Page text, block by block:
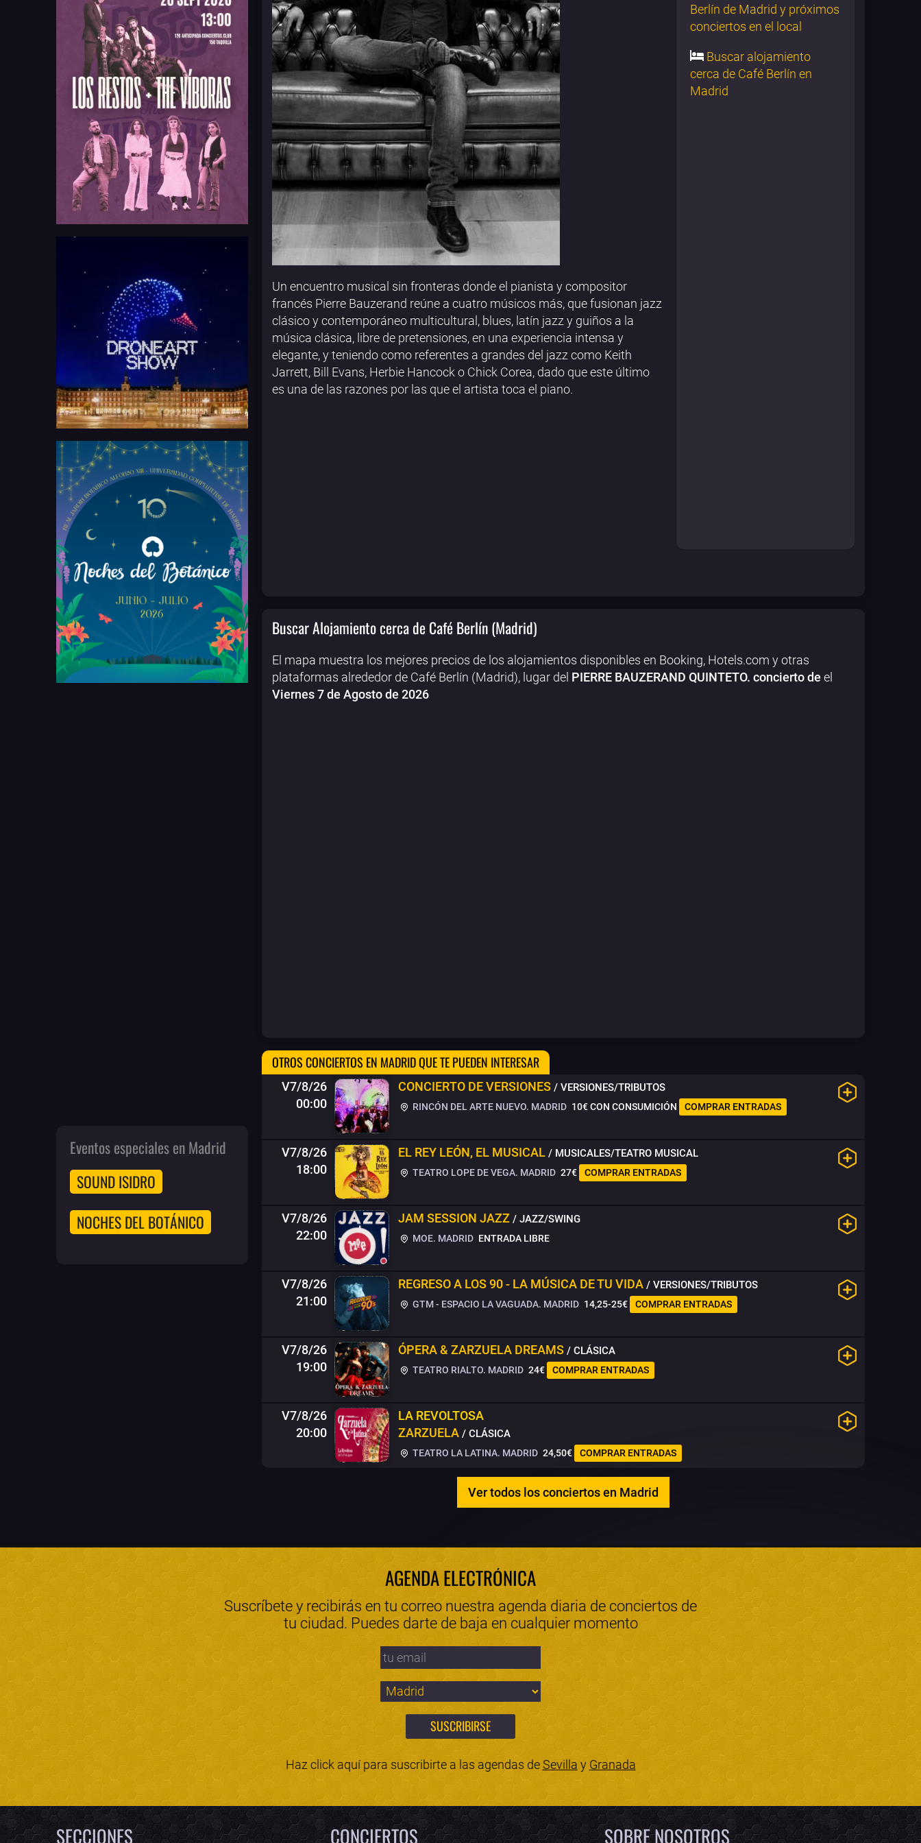
Berlín de Madrid y próximos
conciertos en el local
Buscar alojamiento
cerca de Café Berlín en
Madrid
Un encuentro musical sin fronteras donde el pianista y compositor
francés Pierre Bauzerand reúne a cuatro músicos más, que fusionan jazz
clásico y contemporáneo multicultural, blues, latín jazz y guiños a la
música clásica, libre de pretensiones, en una experiencia intensa y
elegante, y teniendo como referentes a grandes del jazz como Keith
Jarrett, Bill Evans, Herbie Hancock o Chick Corea, dado que este último
es una de las razones por las que el artista toca el piano.
Buscar Alojamiento cerca de Café Berlín (Madrid)
El mapa muestra los mejores precios de los alojamientos disponibles en Booking, Hotels.com y otras
plataformas alrededor de Café Berlín (Madrid), lugar del PIERRE BAUZERAND QUINTETO. concierto de el
Viernes 7 de Agosto de 2026
OTROS CONCIERTOS EN MADRID QUE TE PUEDEN INTERESAR
V7/8/26
00:00
CONCIERTO DE VERSIONES / VERSIONES/TRIBUTOS
RINCÓN DEL ARTE NUEVO. MADRID 10€CON CONSUMICIÓN COMPRAR ENTRADAS
V7/8/26
18:00
EL REY LEÓN, EL MUSICAL / MUSICALES/TEATRO MUSICAL
TEATRO LOPE DE VEGA. MADRID 27€ COMPRAR ENTRADAS
V7/8/26
22:00
JAM SESSION JAZZ / JAZZ/SWING
MOE. MADRID ENTRADA LIBRE
V7/8/26
21:00
REGRESO A LOS 90 - LA MÚSICA DE TU VIDA / VERSIONES/TRIBUTOS
GTM - ESPACIO LA VAGUADA. MADRID 14,25-25€ COMPRAR ENTRADAS
V7/8/26
19:00
ÓPERA & ZARZUELA DREAMS / CLÁSICA
TEATRO RIALTO. MADRID 24€ COMPRAR ENTRADAS
V7/8/26
20:00
LA REVOLTOSA
ZARZUELA / CLÁSICA
TEATRO LA LATINA. MADRID 24,50€ COMPRAR ENTRADAS
Ver todos los conciertos en Madrid
Eventos especiales en Madrid
SOUND ISIDRO
NOCHES DEL BOTÁNICO
AGENDA ELECTRÓNICA
Suscríbete y recibirás en tu correo nuestra agenda diaria de conciertos de
tu ciudad. Puedes darte de baja en cualquier momento
Haz click aquí para suscribirte a las agendas deSevilla y Granada
SECCIONES CONCIERTOS SOBRE NOSOTROS
Online · Te ayudo a encontrar conciertos